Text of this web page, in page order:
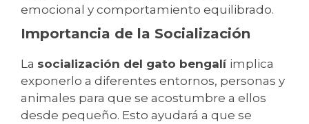
emocional y comportamiento equilibrado.
Importancia de la Socialización
La socialización del gato bengalí implica
exponerlo a diferentes entornos, personas y
animales para que se acostumbre a ellos
desde pequeño. Esto ayudará a que se